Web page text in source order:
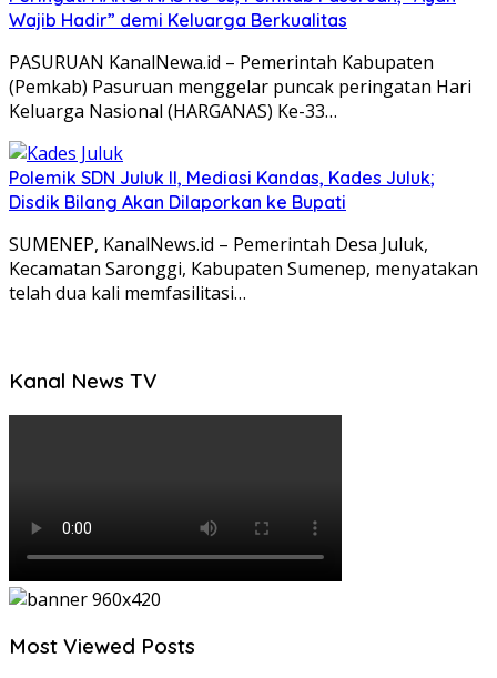
Wajib Hadir” demi Keluarga Berkualitas
PASURUAN KanalNewa.id – Pemerintah Kabupaten
(Pemkab) Pasuruan menggelar puncak peringatan Hari
Keluarga Nasional (HARGANAS) Ke-33…
Polemik SDN Juluk II, Mediasi Kandas, Kades Juluk;
Disdik Bilang Akan Dilaporkan ke Bupati
SUMENEP, KanalNews.id – Pemerintah Desa Juluk,
Kecamatan Saronggi, Kabupaten Sumenep, menyatakan
telah dua kali memfasilitasi…
Kanal News TV
Most Viewed Posts